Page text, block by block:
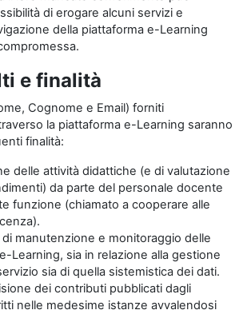
di erogare alcuni servizi e
della piattaforma e-Learning
e finalità
Cognome e Email) forniti
la piattaforma e-Learning saranno
finalità:
delle attività didattiche (e di valutazione
da parte del personale docente
funzione (chiamato a cooperare alle
di manutenzione e monitoraggio delle
Learning, sia in relazione alla gestione
sia di quella sistemistica dei dati.
dei contributi pubblicati dagli
nelle medesime istanze avvalendosi